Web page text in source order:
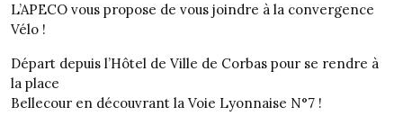
L’APECO vous propose de vous joindre à la convergence
Vélo !
Départ depuis l’Hôtel de Ville de Corbas pour se rendre à
la place
Bellecour en découvrant la Voie Lyonnaise N°7 !